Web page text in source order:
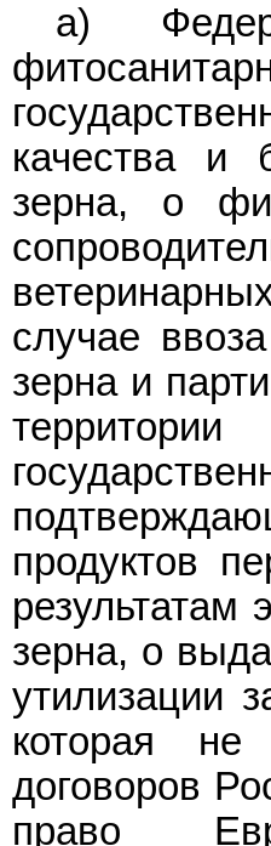
а)
качества и
зерна, о
случае
зерна и
продуктов
результатам
зерна, о
утилизации
которая не
договоров
право